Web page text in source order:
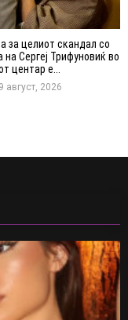
за целиот скандал со
на Сергеј Трифуновиќ во
центар е...
август, 2026